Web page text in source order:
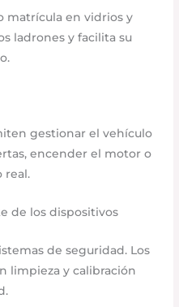
matrícula en vidrios y
ladrones y facilita su
gestionar el vehículo
encender el motor o
real.
de los dispositivos
de seguridad. Los
limpieza y calibración